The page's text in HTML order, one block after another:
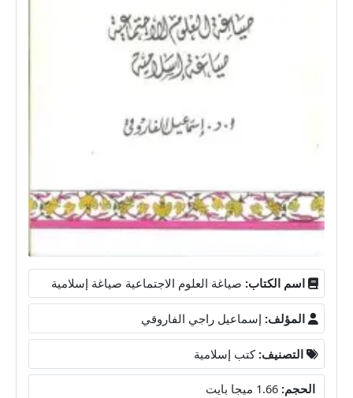
اسم الكتاب: صياغة العلوم الاجتماعية صياغة إسلامية
المؤلف: إسماعيل راجي الفاروقي
التصنيف: كتب إسلامية
الحجم: